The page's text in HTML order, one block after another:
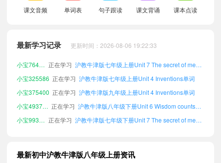
课文音频 单词表 句子跟读 课文背诵 课本点读
最新学习记录 更新时间：2026-08-06 19:22:33
小宝235415
正在学习
沪教牛津版九年级下册Unit 2 Amazing numbers单词
小宝670471 正在学习
小宝764310 正在学习
沪教牛津版七年级上册Unit 7 The secret of memory单词
小宝325586 正在学习 沪教牛津版七年级上册Unit 4 Inventions单词
小宝375400 正在学习 沪教牛津版九年级上册Unit 4 Inventions单词
小宝493733 正在学习
沪教牛津版八年级下册Unit 6 Wisdom counts单词
小宝993889 正在学习
沪教牛津版七年级下册Unit 7 The secret of memory单词
小宝261350
正在学习
最新初中沪教牛津版八年级上册资讯